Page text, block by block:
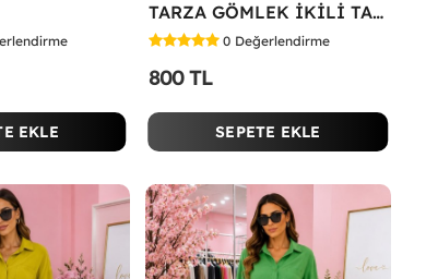
EKLE
TARZA GÖMLEK İKİLİ TAKIM KOT KUMAŞ Mavi
0 Değerlendirme
800 TL
SEPETE EKLE